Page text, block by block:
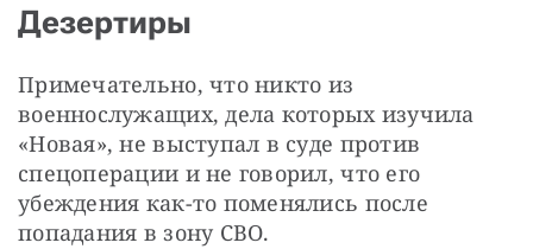
Дезертиры
Примечательно, что никто из
военнослужащих, дела которых изучила
«Новая», не выступал в суде против
спецоперации и не говорил, что его
убеждения как-то поменялись после
попадания в зону СВО.